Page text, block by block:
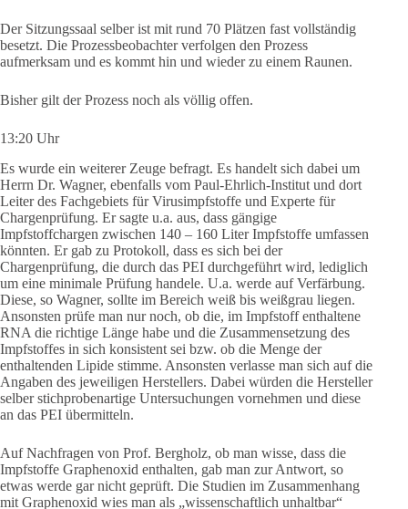
Der Sitzungssaal selber ist mit rund 70 Plätzen fast vollständig
besetzt. Die Prozessbeobachter verfolgen den Prozess
aufmerksam und es kommt hin und wieder zu einem Raunen.
Bisher gilt der Prozess noch als völlig offen.
13:20 Uhr
Es wurde ein weiterer Zeuge befragt. Es handelt sich dabei um
Herrn Dr. Wagner, ebenfalls vom Paul-Ehrlich-Institut und dort
Leiter des Fachgebiets für Virusimpfstoffe und Experte für
Chargenprüfung. Er sagte u.a. aus, dass gängige
Impfstoffchargen zwischen 140 – 160 Liter Impfstoffe umfassen
könnten. Er gab zu Protokoll, dass es sich bei der
Chargenprüfung, die durch das PEI durchgeführt wird, lediglich
um eine minimale Prüfung handele. U.a. werde auf Verfärbung.
Diese, so Wagner, sollte im Bereich weiß bis weißgrau liegen.
Ansonsten prüfe man nur noch, ob die, im Impfstoff enthaltene
RNA die richtige Länge habe und die Zusammensetzung des
Impfstoffes in sich konsistent sei bzw. ob die Menge der
enthaltenden Lipide stimme. Ansonsten verlasse man sich auf die
Angaben des jeweiligen Herstellers. Dabei würden die Hersteller
selber stichprobenartige Untersuchungen vornehmen und diese
an das PEI übermitteln.
Auf Nachfragen von Prof. Bergholz, ob man wisse, dass die
Impfstoffe Graphenoxid enthalten, gab man zur Antwort, so
etwas werde gar nicht geprüft. Die Studien im Zusammenhang
mit Graphenoxid wies man als „wissenschaftlich unhaltbar“